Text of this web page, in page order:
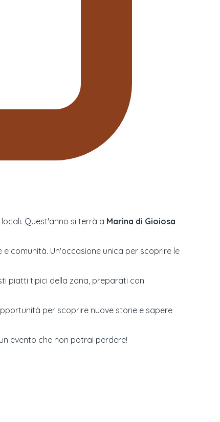
Quest'anno si terrà a Marina di Gioiosa
comunità. Un'occasione unica per scoprire le
piatti tipici della zona, preparati con
per scoprire nuove storie e sapere
evento che non potrai perdere!